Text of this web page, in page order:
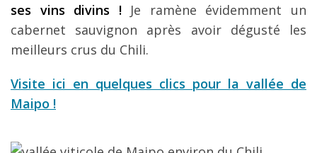
ses vins divins !Je ramène évidemment un
cabernet sauvignon après avoir dégusté les
meilleurs crus du Chili.
Visite ici en quelques clics pour la vallée de
Maipo !